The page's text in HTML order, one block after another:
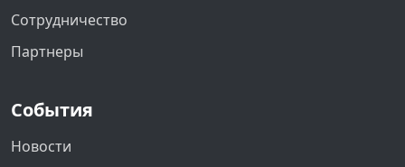
Сотрудничество
Партнеры
События
Новости